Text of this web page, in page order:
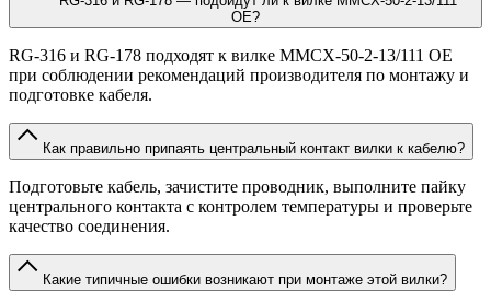
OE?
RG-316 и RG-178 подходят к вилке MMCX-50-2-13/111 OE
при соблюдении рекомендаций производителя по монтажу и
подготовке кабеля.
Как правильно припаять центральный контакт вилки к кабелю?
Подготовьте кабель, зачистите проводник, выполните пайку
центрального контакта с контролем температуры и проверьте
качество соединения.
Какие типичные ошибки возникают при монтаже этой вилки?